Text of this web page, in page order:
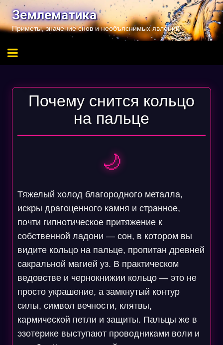
Перейти
содержимому
Землематика
Приметы, значение снов и необъяснимых явлений
Почему снится кольцо
на пальце
🌙
Тяжелый холод благородного металла,
искры драгоценного камня и странное,
почти гипнотическое притяжение к
собственной ладони — сон, в котором вы
видите кольцо на пальце, пропитан древней
сакральной магией уз. В практическом
ведовстве и чернокнижии кольцо — это не
просто украшение, а замкнутый контур
силы, символ вечности, клятвы,
кармической петли и защиты. Пальцы же в
эзотерике выступают проводниками воли и